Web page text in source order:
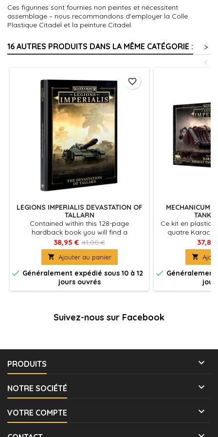
Ces figurines sont fournies non peintes et nécessitent
assemblage – nous recommandons d'employer la Colle
Plastique Citadel et la peinture Citadel.
16 AUTRES PRODUITS DANS LA MÊME CATÉGORIE :
>
<
LEGIONS IMPERIALIS DEVASTATION OF
TALLARN
Contained within this 128-page
hardback book you will find a
comprehensive history of the
Devastation of Tallarn and the Fall of
Sapphire City, key events in the vast and
nightmarish Tallarn campaign.
38,95 € 41,00 €
 Ajouter au panier
 Généralement expédié sous 10 à 12
jours ouvrés
favorite_border
MECHANICUM
TANK
Ce kit en
quatre
puissantes
mobiles à
Mechanicum
ou en tant
Legiones
lors des parties
Chacun d'entre
37,80

 Généralement
Suivez-nous sur Facebook
PRODUITS 
NOTRE SOCIÉTÉ 
VOTRE COMPTE 